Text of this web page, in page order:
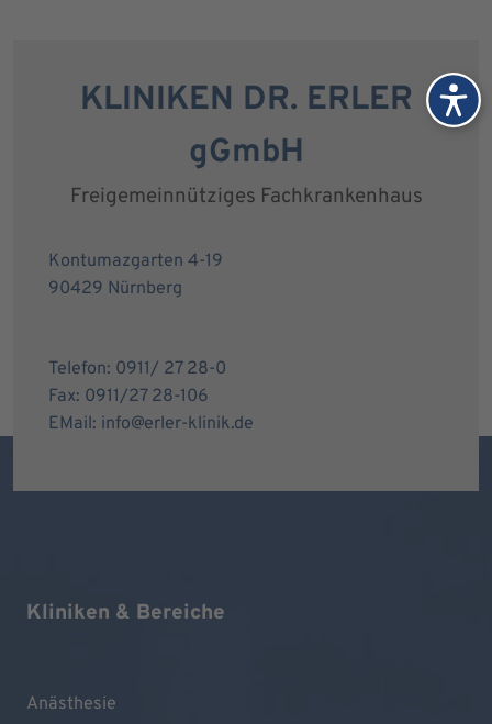
KLINIKEN DR. ERLER
gGmbH
Freigemeinnütziges Fachkrankenhaus
Kontumazgarten 4-19
90429 Nürnberg
Telefon: 0911/ 27 28-0
Fax: 0911/27 28-106
EMail: info@erler-klinik.de
Kliniken & Bereiche
Anästhesie